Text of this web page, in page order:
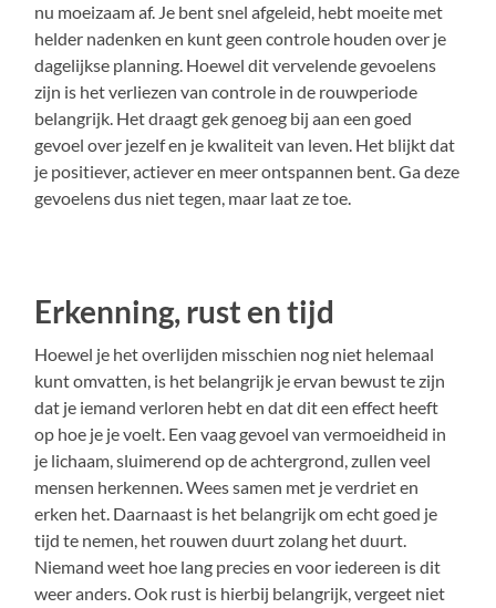
nu moeizaam af. Je bent snel afgeleid, hebt moeite met
helder nadenken en kunt geen controle houden over je
dagelijkse planning. Hoewel dit vervelende gevoelens
zijn is het verliezen van controle in de rouwperiode
belangrijk. Het draagt gek genoeg bij aan een goed
gevoel over jezelf en je kwaliteit van leven. Het blijkt dat
je positiever, actiever en meer ontspannen bent. Ga deze
gevoelens dus niet tegen, maar laat ze toe.
Erkenning, rust en tijd
Hoewel je het overlijden misschien nog niet helemaal
kunt omvatten, is het belangrijk je ervan bewust te zijn
dat je iemand verloren hebt en dat dit een effect heeft
op hoe je je voelt. Een vaag gevoel van vermoeidheid in
je lichaam, sluimerend op de achtergrond, zullen veel
mensen herkennen. Wees samen met je verdriet en
erken het. Daarnaast is het belangrijk om echt goed je
tijd te nemen, het rouwen duurt zolang het duurt.
Niemand weet hoe lang precies en voor iedereen is dit
weer anders. Ook rust is hierbij belangrijk, vergeet niet